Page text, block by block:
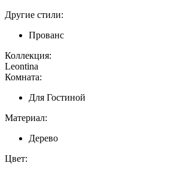
Другие стили:
Прованс
Коллекция:
Leontina
Комната:
Для Гостиной
Материал:
Дерево
Цвет: